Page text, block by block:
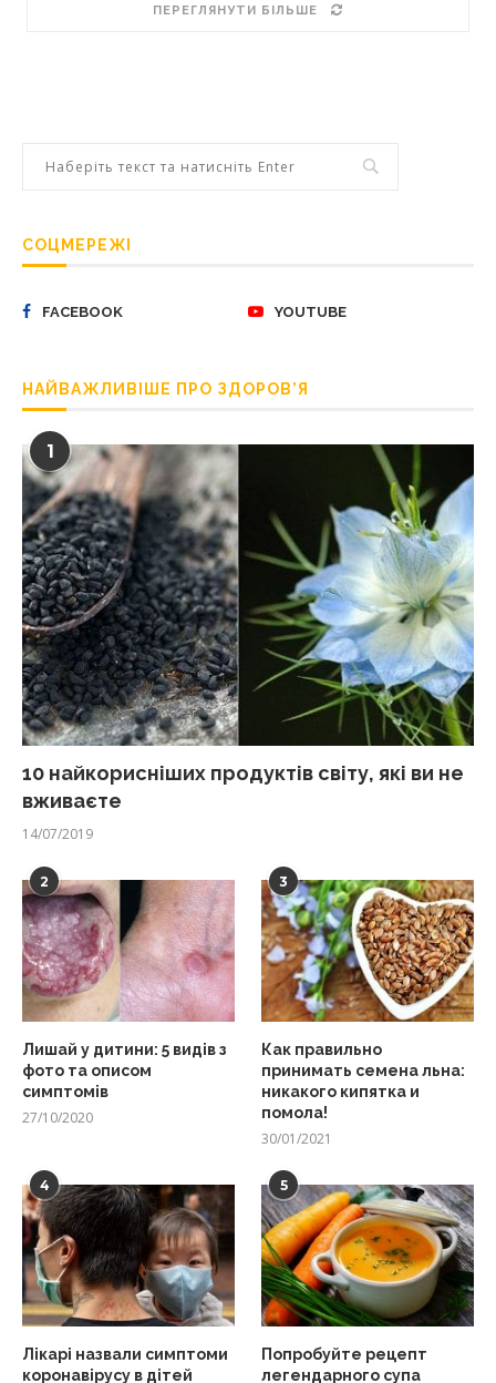
ПЕРЕГЛЯНУТИ БІЛЬШЕ
СОЦМЕРЕЖІ
FACEBOOK YOUTUBE
НАЙВАЖЛИВІШЕ ПРО ЗДОРОВ’Я
1
10 найкорисніших продуктів світу, які ви не
вживаєте
14/07/2019
2
Лишай у дитини: 5 видів з
фото та описом
симптомів
27/10/2020
3
Как правильно
принимать семена льна:
никакого кипятка и
помола!
30/01/2021
4
Лікарі назвали симптоми
коронавірусу в дітей
5
Попробуйте рецепт
легендарного супа